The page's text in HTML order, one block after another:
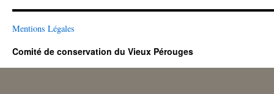
Mentions Légales
Comité de conservation du Vieux Pérouges